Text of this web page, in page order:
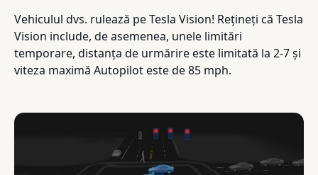
Vehiculul dvs. rulează pe Tesla Vision! Rețineți că Tesla
Vision include, de asemenea, unele limitări
temporare, distanța de urmărire este limitată la 2-7 și
viteza maximă Autopilot este de 85 mph.